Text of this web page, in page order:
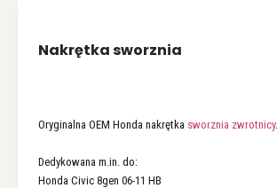
Nakrętka sworznia
Oryginalna OEM Honda nakrętka sworznia zwrotnicy.
Dedykowana m.in. do:
Honda Civic 8gen 06-11 HB